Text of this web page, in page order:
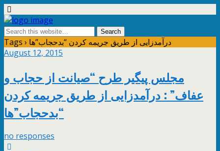
Tags › درآمدزایی از طریق جریمه کردن “بدحجاب”ها
August 12, 2015
مجلس پیگیر طرح “صیانت از حجاب و
عفاف” : درآمدزایی از طریق جریمه کردن
“بدحجاب”ها
no responses